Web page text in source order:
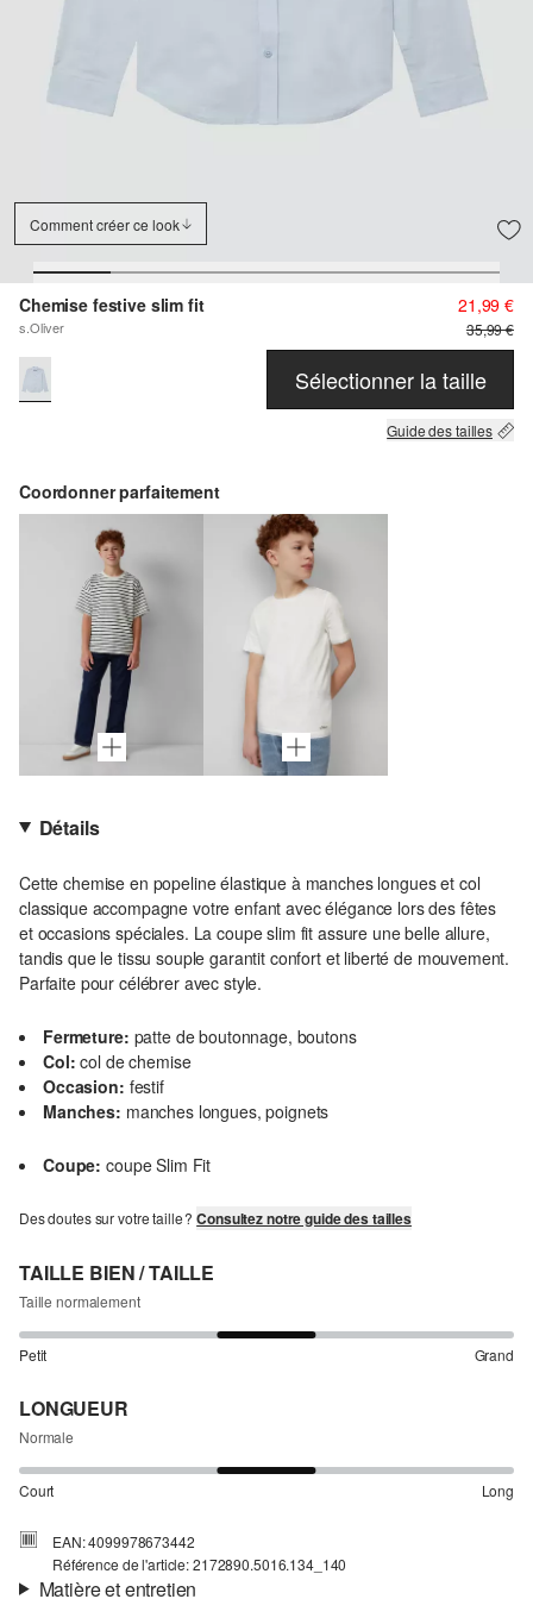
Comment créer ce look
Chemise festive slim fit
s.Oliver
21,99 €
35,99 €
Sélectionner la taille
Guide des tailles
Coordonner parfaitement
Détails
Cette chemise en popeline élastique à manches longues et col
classique accompagne votre enfant avec élégance lors des fêtes
et occasions spéciales. La coupe slim fit assure une belle allure,
tandis que le tissu souple garantit confort et liberté de mouvement.
Parfaite pour célébrer avec style.
Fermeture: patte de boutonnage, boutons
Col: col de chemise
Occasion: festif
Manches: manches longues, poignets
Coupe: coupe Slim Fit
Des doutes sur votre taille ?Consultez notre guide des tailles
TAILLE BIEN / TAILLE
Taille normalement
Petit Grand
LONGUEUR
Normale
Court Long
EAN: 4099978673442
Référence de l'article: 2172890.5016.134_140
Matière et entretien